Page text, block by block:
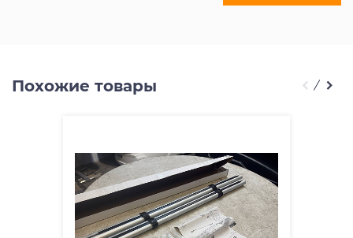
Похожие товары